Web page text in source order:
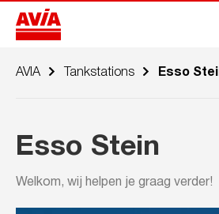
AVIA Tankstations Esso
Esso Stein
Welkom, wij helpen je graag verder!